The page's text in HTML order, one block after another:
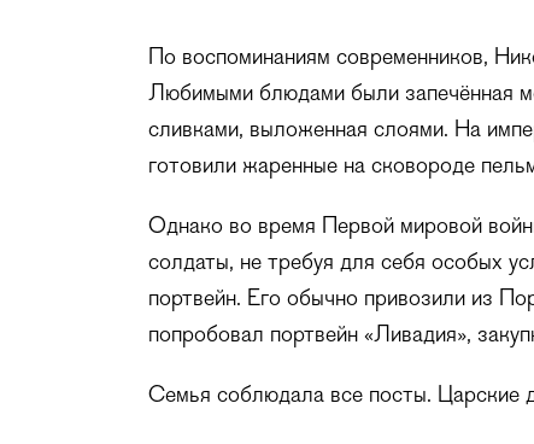
По воспоминаниям современников,
Любимыми блюдами были запечённая
сливками, выложенная слоями. На
готовили жаренные на сковороде
Однако во время Первой мировой
солдаты, не требуя для себя особых
портвейн. Его обычно привозили из
попробовал портвейн «Ливадия»,
Семья соблюдала все посты. Царские